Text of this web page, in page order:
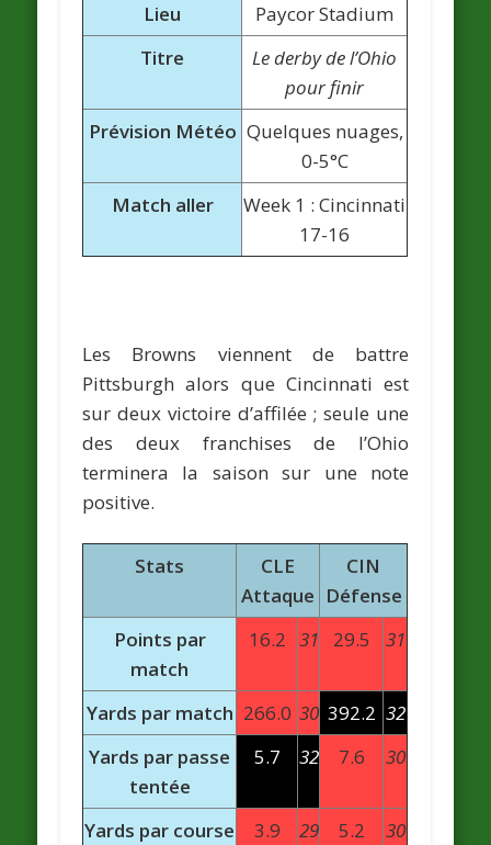
Lieu
Paycor Stadium
Titre
Le derby de l’Ohio
pour finir
Prévision Météo Quelques nuages,
0-5°C
Match aller
Week 1 : Cincinnati
17-16
Les Browns viennent de battre
Pittsburgh alors que Cincinnati est
sur deux victoire d’affilée ; seule une
des deux franchises de l’Ohio
terminera la saison sur une note
positive.
Stats
CLE
Attaque
CIN
Défense
Points par
match
16.2 31 29.5 31
Yards par match 266.0 30 392.2 32
Yards par passe
tentée
5.7 32 7.6 30
Yards par course 3.9 29 5.2
30